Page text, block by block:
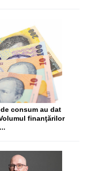
consum au dat
finanţărilor